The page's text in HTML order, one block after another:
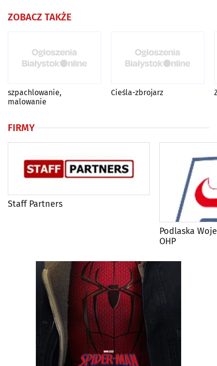
ZOBACZ TAKŻE
szpachlowanie,
malowanie
Cieśla-zbrojarz
FIRMY
Staff Partners
Podlaska
OHP